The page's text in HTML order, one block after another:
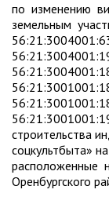
по изменению
земельным
строительства
соцкультбыта»
расположенные
Оренбургского